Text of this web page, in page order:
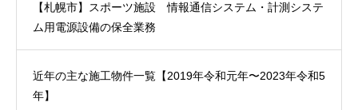
【札幌市】スポーツ施設 情報通信システム・計測システ
ム用電源設備の保全業務
近年の主な施工物件一覧【2019年令和元年〜2023年令和5
年】